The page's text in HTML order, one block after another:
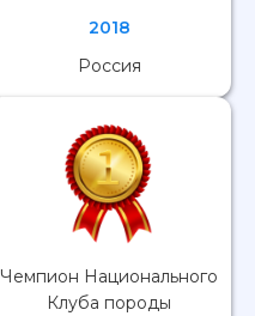
2018
Россия
Чемпион Национального
Клуба породы